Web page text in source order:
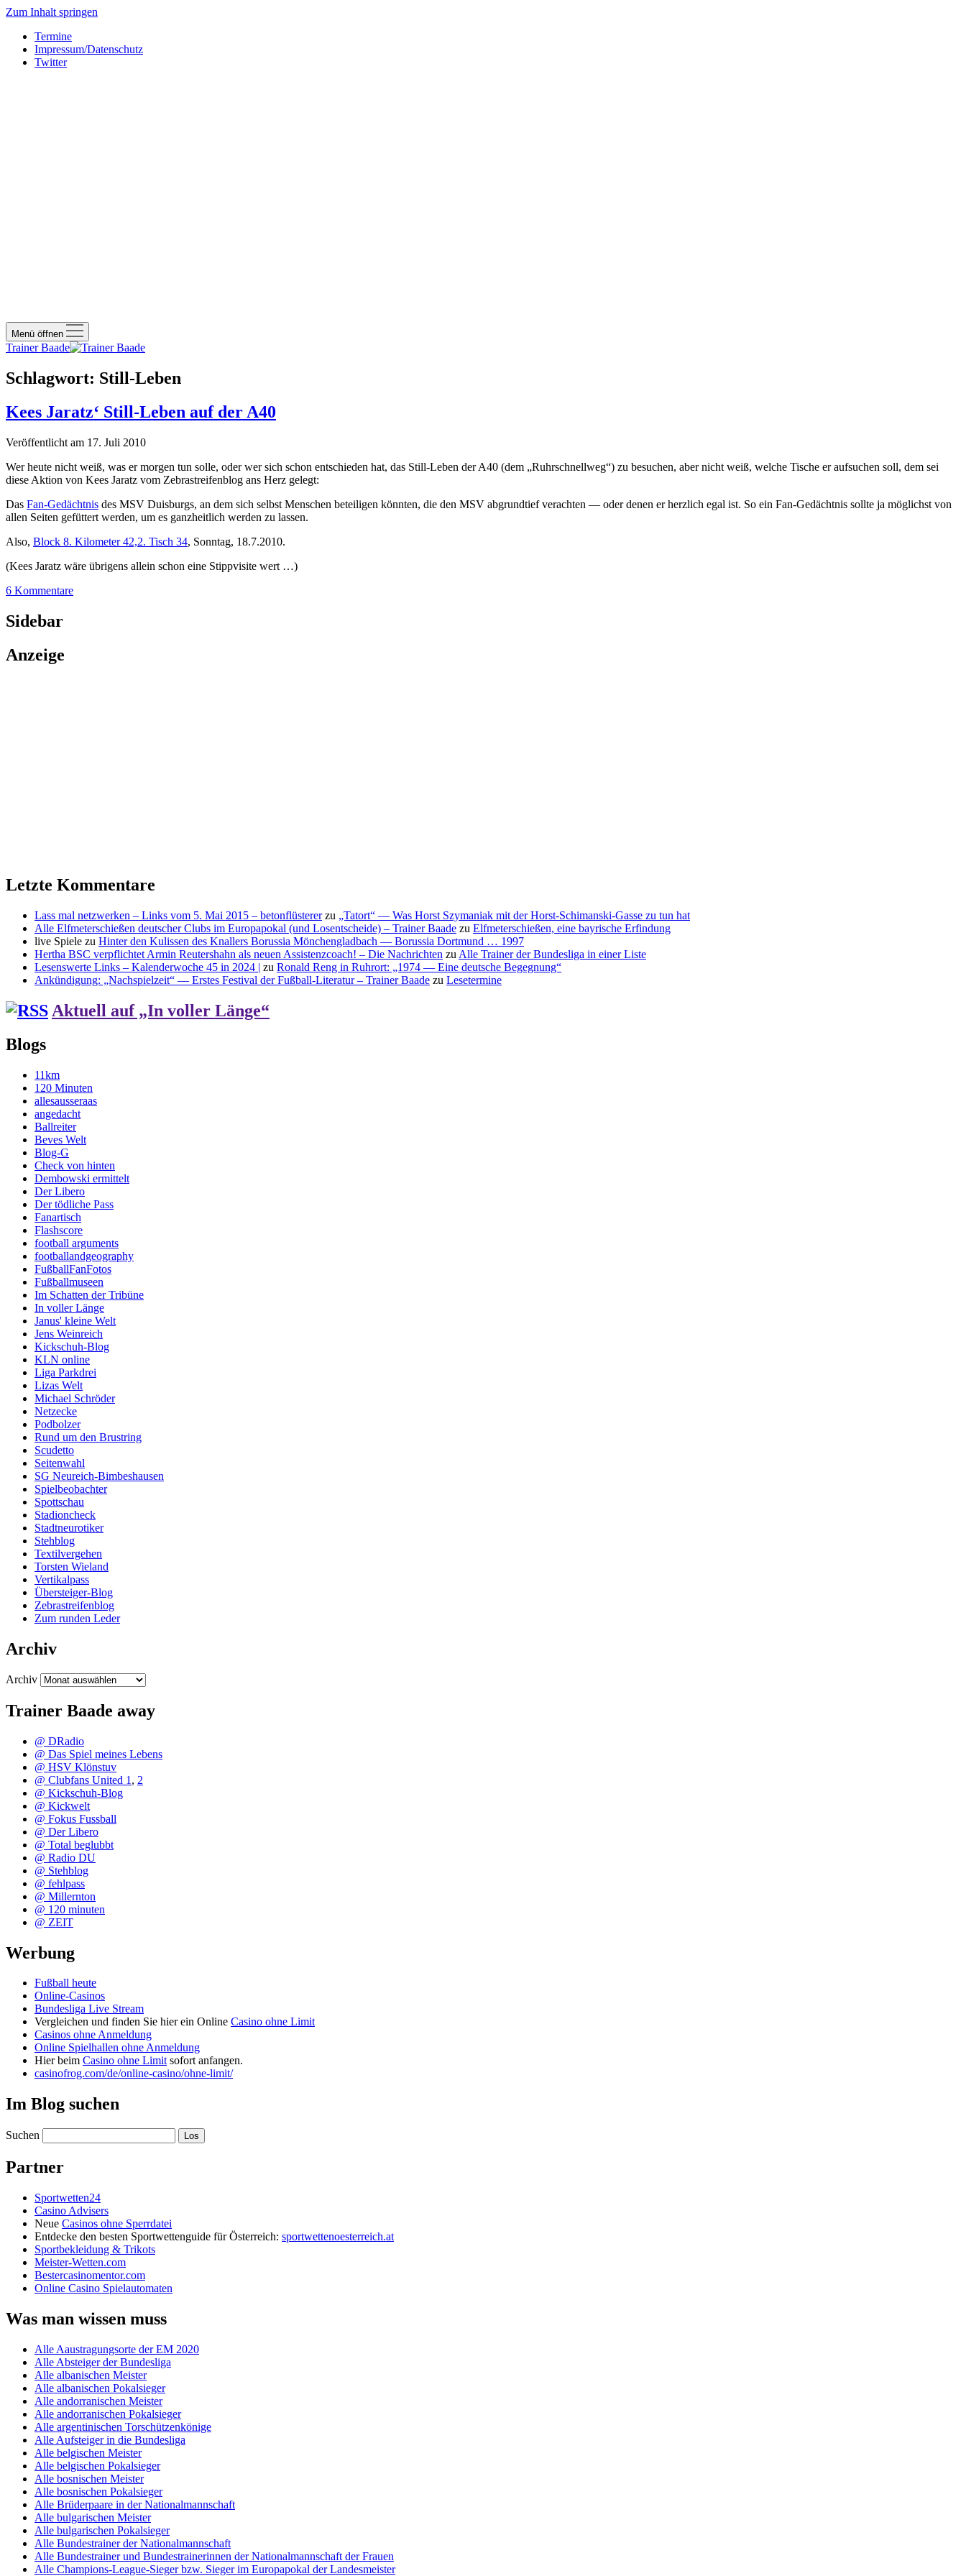
Zum Inhalt springen
Termine
Impressum/Datenschutz
Twitter
Menü öffnen
Trainer Baade
Schlagwort: Still-Leben
Kees Jaratz‘ Still-Leben auf der A40
Veröffentlicht am 17. Juli 2010
Wer heute nicht weiß, was er morgen tun solle, oder wer sich schon entschieden hat, das Still-Leben der A40 (dem „Ruhrschnellweg“) zu besuchen, aber nicht weiß, welche Tische er aufsuchen soll, dem sei
diese Aktion von Kees Jaratz vom Zebrastreifenblog ans Herz gelegt:
Das Fan-Gedächtnis des MSV Duisburgs, an dem sich selbst Menschen beteiligen könnten, die den MSV abgrundtief verachten — oder denen er herzlich egal ist. So ein Fan-Gedächtnis sollte ja möglichst von
allen Seiten gefüttert werden, um es ganzheitlich werden zu lassen.
Also, Block 8. Kilometer 42,2. Tisch 34, Sonntag, 18.7.2010.
(Kees Jaratz wäre übrigens allein schon eine Stippvisite wert …)
6 Kommentare
Sidebar
Anzeige
Letzte Kommentare
Lass mal netzwerken – Links vom 5. Mai 2015 – betonflüstererzu „Tatort“ — Was Horst Szymaniak mit der Horst-Schimanski-Gasse zu tun hat
Alle Elfmeterschießen deutscher Clubs im Europapokal (und Losentscheide) – Trainer Baade zu Elfmeterschießen, eine bayrische Erfindung
live Spiele zu Hinter den Kulissen des Knallers Borussia Mönchengladbach — Borussia Dortmund … 1997
Hertha BSC verpflichtet Armin Reutershahn als neuen Assistenzcoach! – Die Nachrichten zu Alle Trainer der Bundesliga in einer Liste
Lesenswerte Links – Kalenderwoche 45 in 2024 | zu Ronald Reng in Ruhrort: „1974 — Eine deutsche Begegnung“
Ankündigung: „Nachspielzeit“ — Erstes Festival der Fußball-Literatur – Trainer Baade zu Lesetermine
Aktuell auf „In voller Länge“
Blogs
11km
120 Minuten
allesausseraas
angedacht
Ballreiter
Beves Welt
Blog-G
Check von hinten
Dembowski ermittelt
Der Libero
Der tödliche Pass
Fanartisch
Flashscore
football arguments
footballandgeography
FußballFanFotos
Fußballmuseen
Im Schatten der Tribüne
In voller Länge
Janus' kleine Welt
Jens Weinreich
Kickschuh-Blog
KLN online
Liga Parkdrei
Lizas Welt
Michael Schröder
Netzecke
Podbolzer
Rund um den Brustring
Scudetto
Seitenwahl
SG Neureich-Bimbeshausen
Spielbeobachter
Spottschau
Stadioncheck
Stadtneurotiker
Stehblog
Textilvergehen
Torsten Wieland
Vertikalpass
Übersteiger-Blog
Zebrastreifenblog
Zum runden Leder
Archiv
Archiv
Trainer Baade away
@ DRadio
@ Das Spiel meines Lebens
@ HSV Klönstuv
@ Clubfans United 1 , 2
@ Kickschuh-Blog
@ Kickwelt
@ Fokus Fussball
@ Der Libero
@ Total beglubbt
@ Radio DU
@ Stehblog
@ fehlpass
@ Millernton
@ 120 minuten
@ ZEIT
Werbung
Fußball heute
Online-Casinos
Bundesliga Live Stream
Vergleichen und finden Sie hier ein Online Casino ohne Limit
Casinos ohne Anmeldung
Online Spielhallen ohne Anmeldung
Hier beim Casino ohne Limitsofort anfangen.
casinofrog.com/de/online-casino/ohne-limit/
Im Blog suchen
Suchen
Partner
Sportwetten24
Casino Advisers
Neue Casinos ohne Sperrdatei
Entdecke den besten Sportwettenguide für Österreich: sportwettenoesterreich.at
Sportbekleidung & Trikots
Meister-Wetten.com
Bestercasinomentor.com
Online Casino Spielautomaten
Was man wissen muss
Alle Aaustragungsorte der EM 2020
Alle Absteiger der Bundesliga
Alle albanischen Meister
Alle albanischen Pokalsieger
Alle andorranischen Meister
Alle andorranischen Pokalsieger
Alle argentinischen Torschützenkönige
Alle Aufsteiger in die Bundesliga
Alle belgischen Meister
Alle belgischen Pokalsieger
Alle bosnischen Meister
Alle bosnischen Pokalsieger
Alle Brüderpaare in der Nationalmannschaft
Alle bulgarischen Meister
Alle bulgarischen Pokalsieger
Alle Bundestrainer der Nationalmannschaft
Alle Bundestrainer und Bundestrainerinnen der Nationalmannschaft der Frauen
Alle Champions-League-Sieger bzw. Sieger im Europapokal der Landesmeister